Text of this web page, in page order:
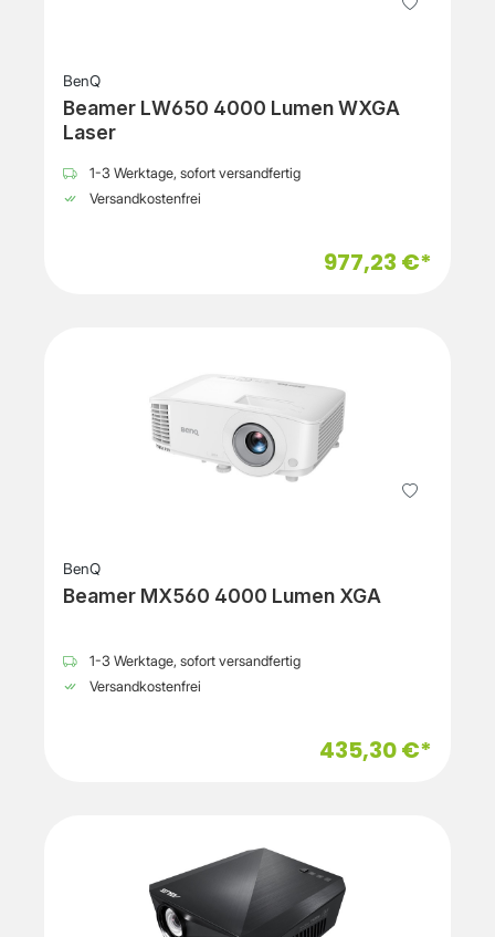
BenQ
Beamer LW650 4000 Lumen WXGA
Laser
1-3 Werktage, sofort versandfertig
Versandkostenfrei
977,23 €*
BenQ
Beamer MX560 4000 Lumen XGA
1-3 Werktage, sofort versandfertig
Versandkostenfrei
435,30 €*